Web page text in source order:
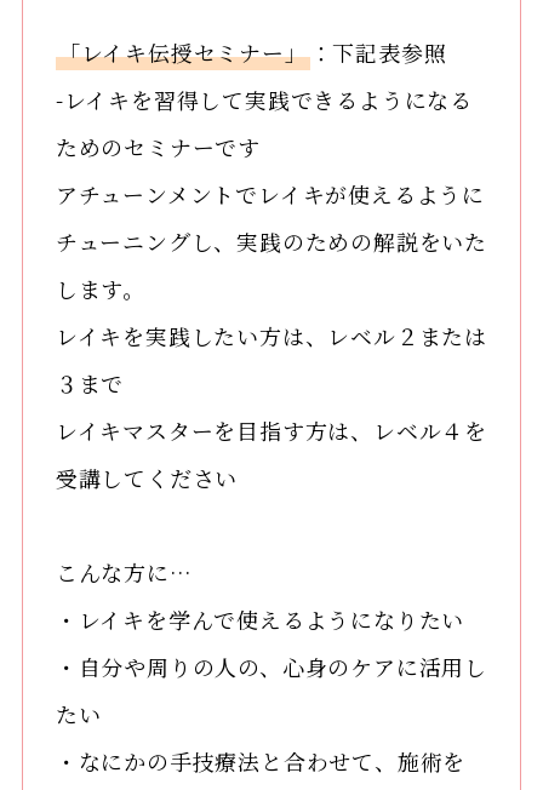
「レイキ伝授セミナー」：下記表参照
-レイキを習得して実践できるようになる
ためのセミナーです
アチューンメントでレイキが使えるように
チューニングし、実践のための解説をいた
します。
レイキを実践したい方は、レベル２または
３まで
レイキマスターを目指す方は、レベル４を
受講してください
こんな方に…
・レイキを学んで使えるようになりたい
・自分や周りの人の、心身のケアに活用し
たい
・なにかの手技療法と合わせて、施術を